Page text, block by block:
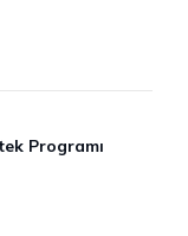
Programı